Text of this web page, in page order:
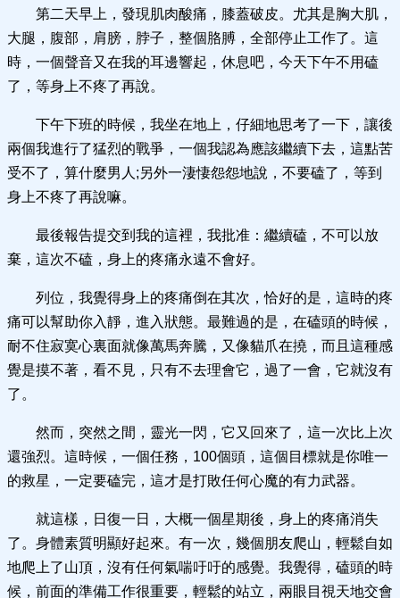
第二天早上，發現肌肉酸痛，膝蓋破皮。尤其是胸大肌，
大腿，腹部，肩膀，脖子，整個胳膊，全部停止工作了。這
時，一個聲音又在我的耳邊響起，休息吧，今天下午不用磕
了，等身上不疼了再說。
下午下班的時候，我坐在地上，仔細地思考了一下，讓後
兩個我進行了猛烈的戰爭，一個我認為應該繼續下去，這點苦
受不了，算什麼男人;另外一淒悽怨怨地說，不要磕了，等到
身上不疼了再說嘛。
最後報告提交到我的這裡，我批准：繼續磕，不可以放
棄，這次不磕，身上的疼痛永遠不會好。
列位，我覺得身上的疼痛倒在其次，恰好的是，這時的疼
痛可以幫助你入靜，進入狀態。最難過的是，在磕頭的時候，
耐不住寂寞心裏面就像萬馬奔騰，又像貓爪在撓，而且這種感
覺是摸不著，看不見，只有不去理會它，過了一會，它就沒有
了。
然而，突然之間，靈光一閃，它又回來了，這一次比上次
還強烈。這時候，一個任務，100個頭，這個目標就是你唯一
的救星，一定要磕完，這才是打敗任何心魔的有力武器。
就這樣，日復一日，大概一個星期後，身上的疼痛消失
了。身體素質明顯好起來。有一次，幾個朋友爬山，輕鬆自如
地爬上了山頂，沒有任何氣喘吁吁的感覺。我覺得，磕頭的時
候，前面的準備工作很重要，輕鬆的站立，兩眼目視天地交會